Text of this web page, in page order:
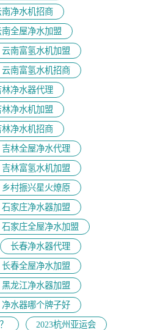
南净水机招商
南全屋净水加盟
云南富氢水机加盟
云南富氢水机招商
林净水器代理
林净水机加盟
林净水机招商
吉林全屋净水代理
吉林富氢水机加盟
乡村振兴星火燎原
石家庄净水器加盟
石家庄全屋净水加盟
长春净水器代理
长春全屋净水加盟
黑龙江净水器加盟
净水器哪个牌子好
2023杭州亚运会